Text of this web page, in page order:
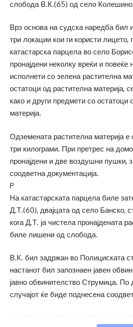
слобода В.К.(65) од село
Врз основа на судска наредба бил
три локации кои ги користи лицето,
катастарска парцела во село
пронајдени неколку вреќи и повеќе
исполнети со зелена растителна
остатоци од растителна материја,
како и други предмети со остатоци
материја.
Одземената растителна материја
три килограми. При претрес на
пронајдени и две воздушни пушки,
соодветна документација.
P
На катастарската парцела биле
Д.Т.(60), двајцата од село Банско,
кога Д.Т. ја чистела пронајдената
биле лишени од слобода.
В.К. бил задржан во Полициската
настанот бил запознаен јавен
јавно обвинителство Струмица.
случајот ќе биде поднесена